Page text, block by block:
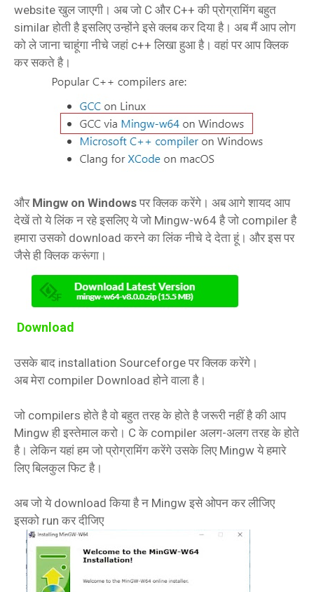
website खुल जाएगी। अब जो C और C++ की प्रोग्रामिंग बहुत
similar होती है इसलिए उन्होंने इसे क्लब कर दिया है। अब मैं आप लोग
को ले जाना चाहूंगा नीचे जहां c++ लिखा हुआ है। वहां पर आप क्लिक
कर सकते है।
और Mingw on Windows पर क्लिक करेंगे। अब आगे शायद आप
देखें तो ये लिंक न रहे इसलिए ये जो Mingw-w64 है जो compiler है
हमारा उसको download करने का लिंक नीचे दे देता हूं। और इस पर
जैसे ही क्लिक करूंगा।
Download
उसके बाद installation Sourceforge पर क्लिक करेंगे।
अब मेरा compiler Download होने वाला है।
जो compilers होते है वो बहुत तरह के होते है जरूरी नहीं है की आप
Mingw ही इस्तेमाल करो। C के compiler अलग-अलग तरह के होते
है। लेकिन यहां हम जो प्रोग्रामिंग करेंगे उसके लिए Mingw ये हमारे
लिए बिलकुल फिट है।
अब जो ये download किया है न Mingw इसे ओपन कर लीजिए
इसको run कर दीजिए